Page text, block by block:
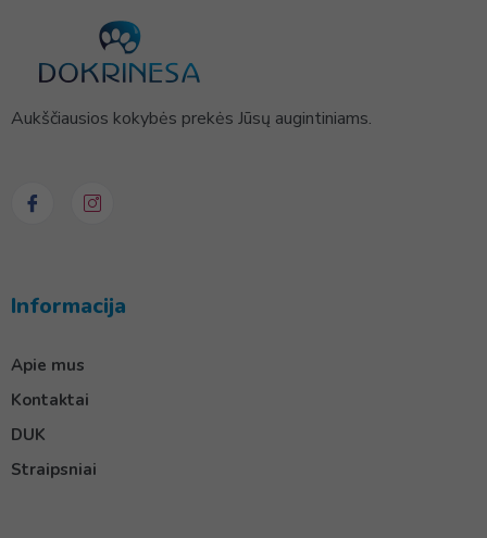
Aukščiausios kokybės prekės Jūsų augintiniams.
Informacija
Apie mus
Kontaktai
DUK
Straipsniai